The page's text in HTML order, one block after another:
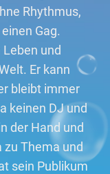
Rhythmus,
Gag.
und
Er kann
bleibt immer
keinen DJ und
der Hand und
zu Thema und
sein Publikum